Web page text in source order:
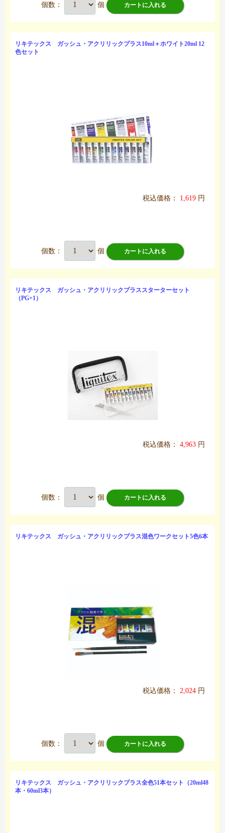
個数： 個 カートに入れる
リキテックス ガッシュ・アクリリックプラス10ml＋ホワイト20ml 12
色セット
税込価格： 1,619 円
個数： 個 カートに入れる
リキテックス ガッシュ・アクリリックプラススターターセット
（PG+1）
税込価格： 4,963 円
個数： 個 カートに入れる
リキテックス ガッシュ・アクリリックプラス混色ワークセット5色6本
税込価格： 2,024 円
個数： 個 カートに入れる
リキテックス ガッシュ・アクリリックプラス全色51本セット（20ml48
本・60ml3本）